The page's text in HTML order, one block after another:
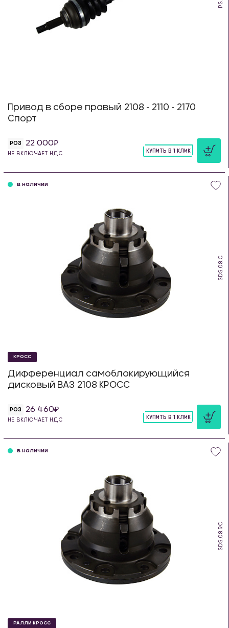
Привод в сборе правый 2108 - 2110 - 2170
Спорт
РОЗ 22 000
НЕ ВКЛЮЧАЕТ НДС
КУПИТЬ В 1 КЛИК
SDS.08.C
в наличии
КРОСС
Дифференциал самоблокирующийся
дисковый ВАЗ 2108 КРОСС
РОЗ 26 460
НЕ ВКЛЮЧАЕТ НДС
КУПИТЬ В 1 КЛИК
SDS.08.RC
в наличии
РАЛЛИ КРОСС